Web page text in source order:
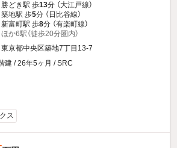
勝どき駅 歩13分 （大江戸線）
築地駅 歩5分 （日比谷線）
新富町駅 歩8分 （有楽町線）
ほか6駅（徒歩20分圏内）
東京都中央区築地7丁目13-7
建 / 26年5ヶ月 / SRC
ス